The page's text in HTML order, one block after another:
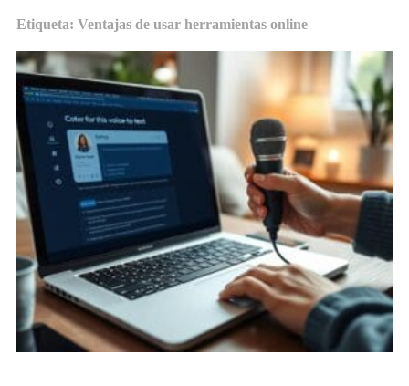
Etiqueta: Ventajas de usar herramientas online